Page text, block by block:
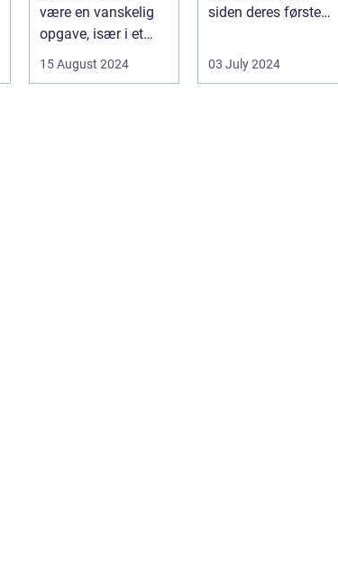
være en vanskelig
opgave, især i et
Frederiksberg, hv...
15 August 2024
siden deres første
spillea...
03 July 2024